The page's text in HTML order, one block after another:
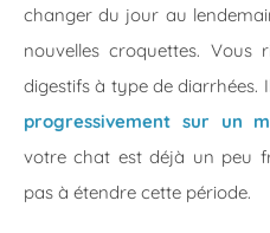
changer du jour au
nouvelles croquettes. Vous
digestifs à type de diarrhées.
progressivement sur un
votre chat est déjà un peu
pas à étendre cette période.